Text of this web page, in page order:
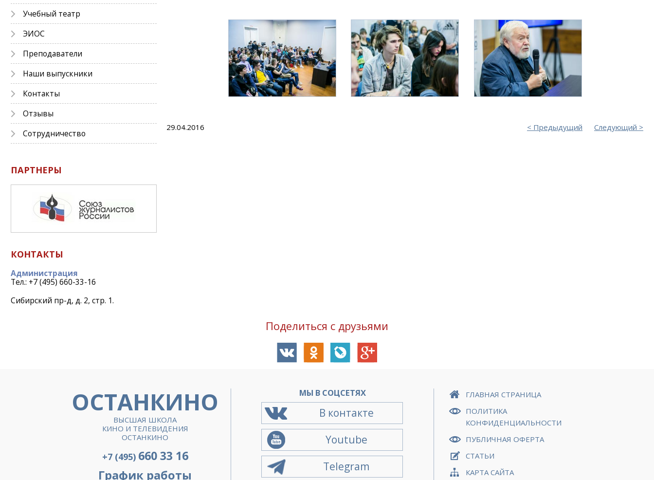
29.04.2016 Предыдущий Следующий
Учебный театр
ЭИОС
Преподаватели
Наши выпускники
Контакты
Отзывы
Сотрудничество
ПАРТНЕРЫ
КОНТАКТЫ
Администрация
Тел.: +7 (495) 660-33-16
Сибирский пр-д, д. 2, стр. 1.
Поделиться с друзьями
ОСТАНКИНО
ВЫСШАЯ ШКОЛА
КИНО И ТЕЛЕВИДЕНИЯ
ОСТАНКИНО
+7 (495) 660 33 16
График работы
МЫ В СОЦСЕТЯХ
В контакте
Youtube
Telegram
ГЛАВНАЯ СТРАНИЦА
ПОЛИТИКА
КОНФИДЕНЦИАЛЬНОСТИ
ПУБЛИЧНАЯ ОФЕРТА
СТАТЬИ
КАРТА САЙТА